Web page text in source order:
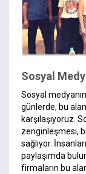
Sosyal
Sosyal
günlerde, bu
karşılaşıyoruz.
zenginleşmesi,
sağlıyor.
paylaşımda
firmaların bu